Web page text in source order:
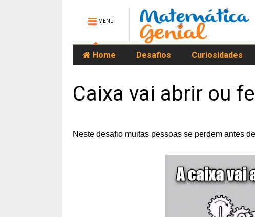
MENU
Home Desafios Curiosidades
Caixa vai abrir ou
Neste desafio muitas pessoas se perdem antes